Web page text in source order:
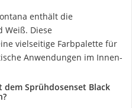
enthält die
Weiß. Diese
vielseitige Farbpalette für
Anwendungen im Innen-
Sprühdosenset Black